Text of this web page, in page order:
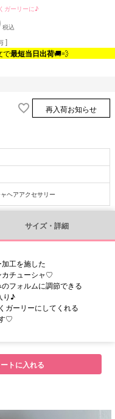
ガーリーに♪
税込
]
で最短当日出荷🚚💨
再入荷お知らせ
ヘアアクセサリー
サイズ・詳細
工を施した
カチューシャ♡
フォルムに調節できる
り♪
ガーリーにしてくれる
♡
トに入れる